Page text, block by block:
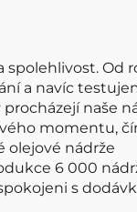
Od
a navíc
naše
momentu,
olejové nádrže
6 000
s